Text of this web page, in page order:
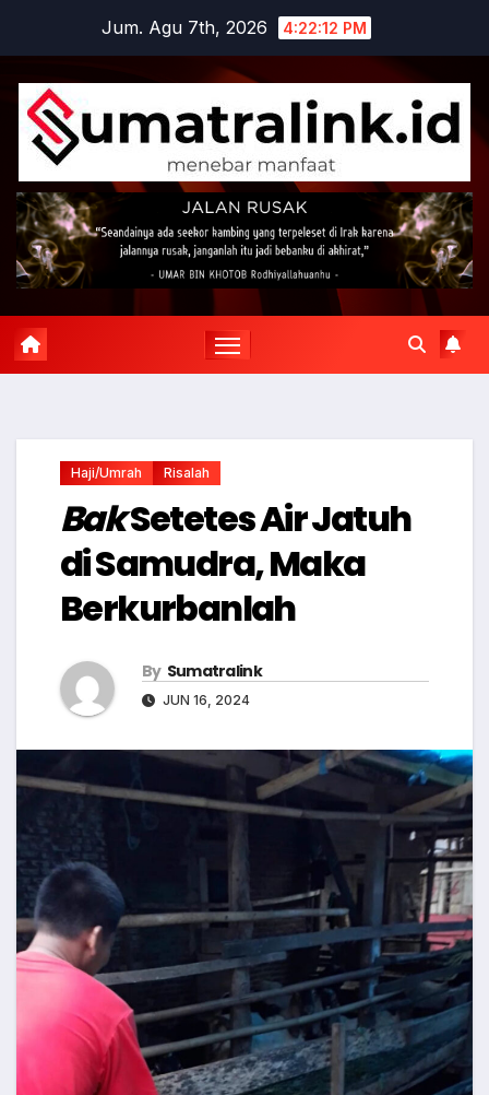
content
Jum. Agu 7th, 2026 4:22:13 PM
Haji/Umrah Risalah
BakSetetes Air Jatuh
di Samudra, Maka
Berkurbanlah
By Sumatralink
JUN 16, 2024